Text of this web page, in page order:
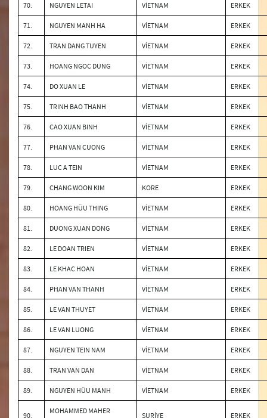
70. NGUYEN LETAI VİETNAM ERKEK
71. NGUYEN MANH HA VİETNAM ERKEK
72. TRAN DANG TUYEN VİETNAM ERKEK
73. HOANG NGOC DUNG VİETNAM ERKEK
74. DO XUAN LE VİETNAM ERKEK
75. TRINH BAO THANH VİETNAM ERKEK
76. CAO XUAN BINH VİETNAM ERKEK
77. PHAN VAN CUONG VİETNAM ERKEK
78. LUC A TEIN VİETNAM ERKEK
79. CHANG WOON KIM KORE ERKEK
80. HOANG HÜU THING VİETNAM ERKEK
81. DUONG XUAN DONG VİETNAM ERKEK
82. LE DOAN TRIEN VİETNAM ERKEK
83. LE KHAC HOAN VİETNAM ERKEK
84. PHAN VAN THANH VİETNAM ERKEK
85. LE VAN THUYET VİETNAM ERKEK
86. LE VAN LUONG VİETNAM ERKEK
87. NGUYEN TEIN NAM VİETNAM ERKEK
88. TRAN VAN DAN VİETNAM ERKEK
89. NGUYEN HÜU MANH VİETNAM ERKEK
90.
MOHAMMED MAHER
SURİYE ERKEK